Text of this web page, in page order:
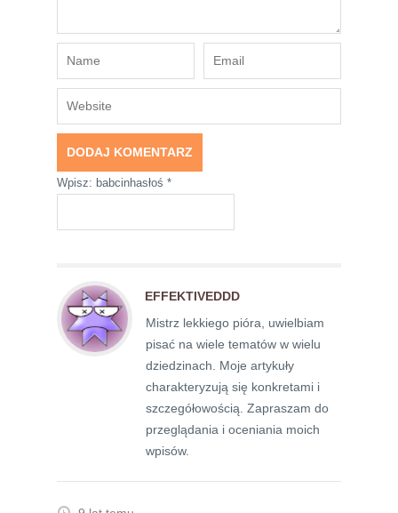
Wpisz: babcinhasłoś *
EFFEKTIVEDDD
Mistrz lekkiego pióra, uwielbiam
pisać na wiele tematów w wielu
dziedzinach. Moje artykuły
charakteryzują się konkretami i
szczegółowością. Zapraszam do
przeglądania i oceniania moich
wpisów.